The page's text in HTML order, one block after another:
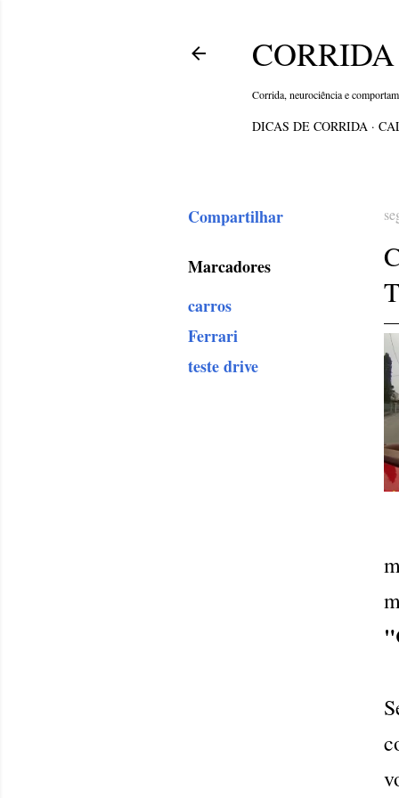
Corrida, neurociência e
DICAS DE CORRIDA
Compartilhar
Marcadores
carros
Ferrari
teste drive